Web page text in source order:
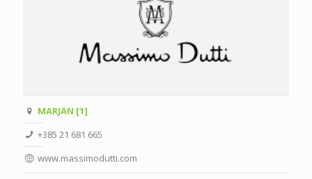
MARJAN [1]
+385 21 681 665
www.massimodutti.com